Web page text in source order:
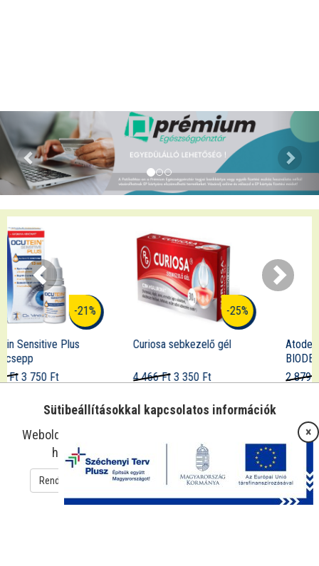
Curiosa sebkezelő gél
4 466 Ft
Atoderm kézkrém
2 879 Ft
Sütibeállításokkal kapcsolatos információk
Weboldalunk sütiket használ az oldal működtetése és
használatának megkönnyítése érdekében.
Rendben Süti beállítások Adatkezelési tájékoztató
×